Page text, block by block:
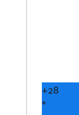
+28
°